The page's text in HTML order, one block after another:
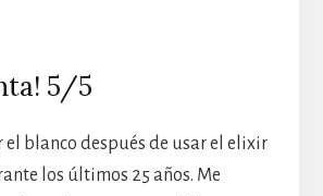
5/5
blanco después de usar el elixir
los últimos 25 años. Me